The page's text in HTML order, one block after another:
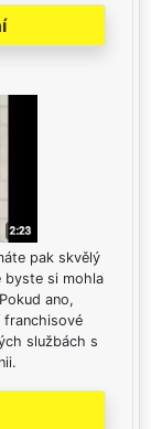
pak skvělý
byste si mohla
ano,
franchisové
službách s